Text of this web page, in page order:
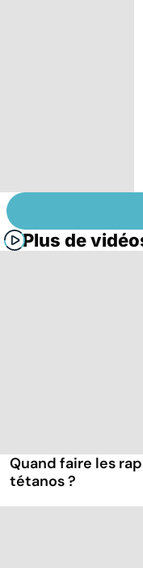
Plus de
Quand faire les
tétanos ?